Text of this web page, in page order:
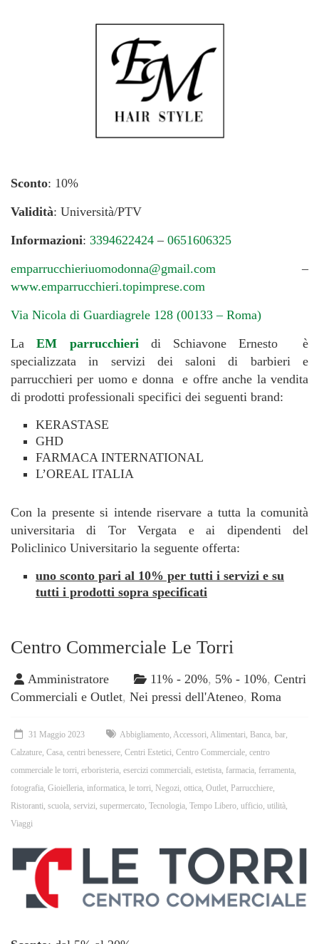
Sconto: 10%
Validità: Università/PTV
Informazioni: 3394622424 – 0651606325
emparrucchieriuomodonna@gmail.com –
www.emparrucchieri.topimprese.com
Via Nicola di Guardiagrele 128 (00133 – Roma)
LaEM parrucchieri di Schiavone Ernesto è
specializzata in servizi dei saloni di barbieri e
parrucchieri per uomo e donna e offre anche la vendita
di prodotti professionali specifici dei seguenti brand:
KERASTASE
GHD
FARMACA INTERNATIONAL
L’OREAL ITALIA
Con la presente si intende riservare a tutta la comunità
universitaria di Tor Vergata e ai dipendenti del
Policlinico Universitario la seguente offerta:
uno sconto pari al 10% per tutti i servizi e su
tutti i prodotti sopra specificati
Centro Commerciale Le Torri
Amministratore 11% - 20%, 5% - 10%, Centri
Commerciali e Outlet, Nei pressi dell'Ateneo, Roma
31 Maggio 2023 Abbigliamento Accessori Alimentari Banca bar
Calzature Casa centri benessere Centri Estetici Centro Commerciale centro
commerciale le torri erboristeria esercizi commerciali estetista farmacia ferramenta
fotografia Gioielleria informatica le torri Negozi ottica Outlet Parrucchiere
Ristoranti scuola servizi supermercato Tecnologia Tempo Libero ufficio utilità
Viaggi